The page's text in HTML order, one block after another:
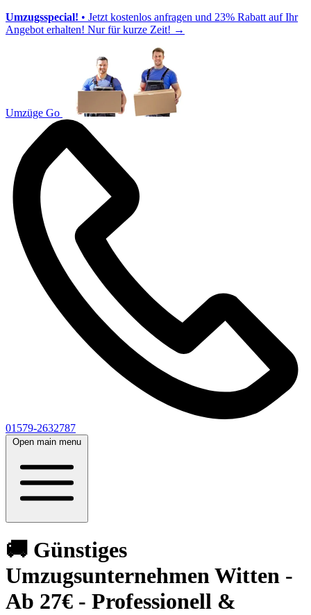
Umzugsspecial! • Jetzt kostenlos anfragen und 23% Rabatt auf Ihr
Angebot erhalten! Nur für kurze Zeit! →
Umzüge Go
01579-2632787
Open main menu
🚚 Günstiges
Umzugsunternehmen Witten -
Ab 27€ - Professionell &